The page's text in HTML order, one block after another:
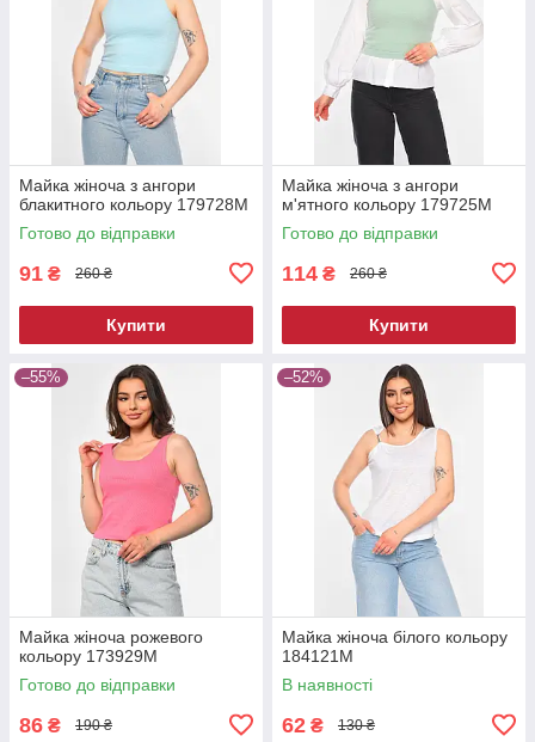
Майка жіноча з ангори
блакитного кольору 179728M
Готово до відправки
91 ₴ 260 ₴
Купити
Майка жіноча з ангори
м'ятного кольору 179725M
Готово до відправки
114 ₴ 260 ₴
Купити
–55%
Майка жіноча рожевого
кольору 173929M
Готово до відправки
86 ₴ 190 ₴
–52%
Майка жіноча білого кольору
184121M
В наявності
62 ₴ 130 ₴